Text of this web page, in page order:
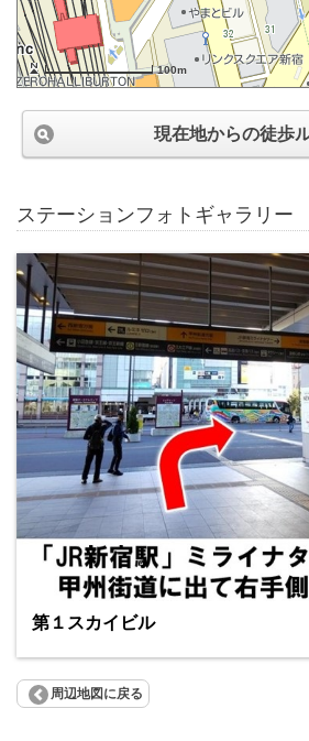
100m
現在地からの徒歩
ステーションフォトギャラリー
第１スカイビル
周辺地図に戻る